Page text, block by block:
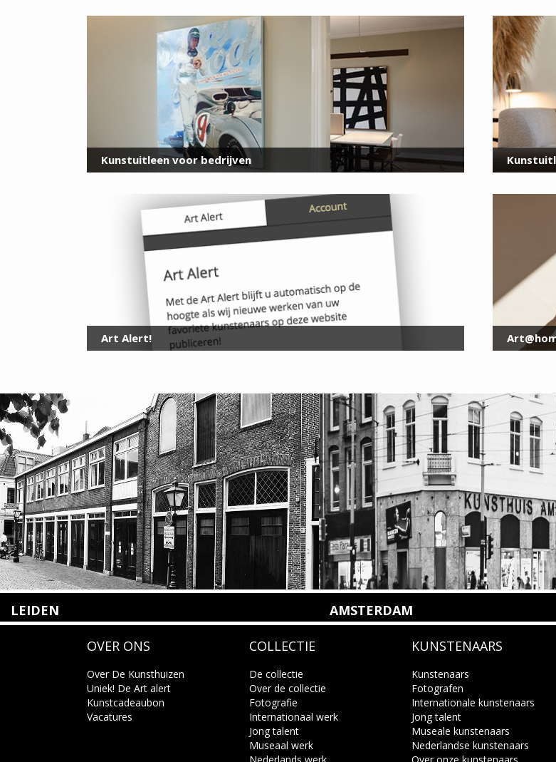
Kunstuitleen voor bedrijven
Art Alert!
LEIDEN
info@kunsthuisleiden.nl
AMSTERDAM
1075 VX Amsterdam
info@kunsthuisamsterdam.nl
Lees meer
OVER ONS
Over De Kunsthuizen
Uniek! De Art alert
Kunstcadeaubon
Vacatures
COLLECTIE
De collectie
Over de collectie
Fotografie
Internationaal werk
Jong talent
Museaal werk
KUNSTENAARS
Kunstenaars
Fotografen
Internationale kunstenaars
Jong talent
Museale kunstenaars
Nederlandse kunstenaars
Meld je aan
voor onze
E-
mailadres